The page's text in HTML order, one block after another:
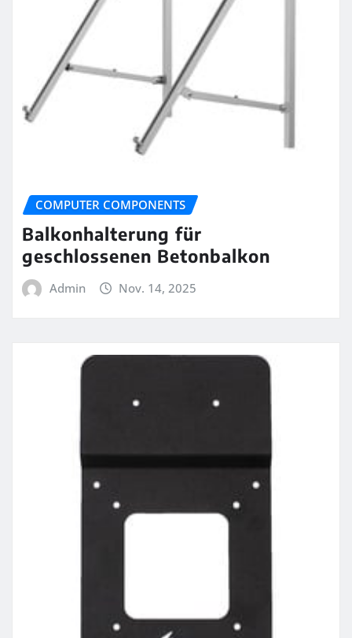
COMPUTER COMPONENTS
Balkonhalterung für
geschlossenen Betonbalkon
Admin Nov. 14, 2025